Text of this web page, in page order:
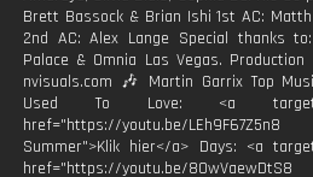
Brett Bassock & Brian Ishi 1st AC:
2nd AC: Alex Lange Special thanks
Palace & Omnia Las Vegas. Production
nvisuals.com 🎶 Martin Garrix Top
Used To Love: <a
href="https://youtu.be/LEh9F67Z5n8
Summer">Klik hier</a> Days: <a
href="https://youtu.be/8OwVaewDtS8